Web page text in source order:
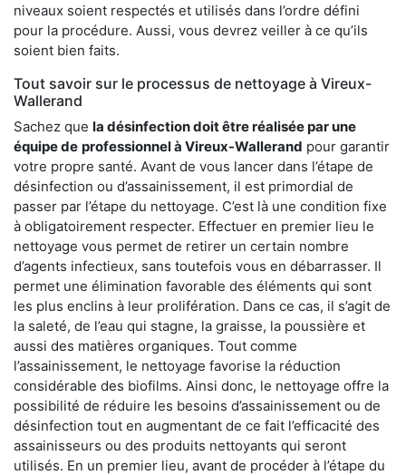
niveaux soient respectés et utilisés dans l’ordre défini
pour la procédure. Aussi, vous devrez veiller à ce qu’ils
soient bien faits.
Tout savoir sur le processus de nettoyage à Vireux-
Wallerand
Sachez que la désinfection doit être réalisée par une
équipe de professionnel à Vireux-Wallerand pour garantir
votre propre santé. Avant de vous lancer dans l’étape de
désinfection ou d’assainissement, il est primordial de
passer par l’étape du nettoyage. C’est là une condition fixe
à obligatoirement respecter. Effectuer en premier lieu le
nettoyage vous permet de retirer un certain nombre
d’agents infectieux, sans toutefois vous en débarrasser. Il
permet une élimination favorable des éléments qui sont
les plus enclins à leur prolifération. Dans ce cas, il s’agit de
la saleté, de l’eau qui stagne, la graisse, la poussière et
aussi des matières organiques. Tout comme
l’assainissement, le nettoyage favorise la réduction
considérable des biofilms. Ainsi donc, le nettoyage offre la
possibilité de réduire les besoins d’assainissement ou de
désinfection tout en augmentant de ce fait l’efficacité des
assainisseurs ou des produits nettoyants qui seront
utilisés. En un premier lieu, avant de procéder à l’étape du